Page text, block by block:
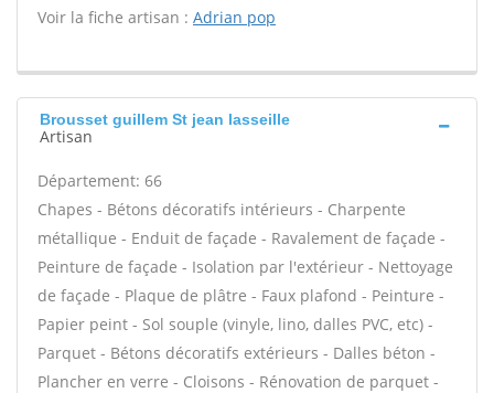
Voir la fiche artisan : Adrian pop
Brousset guillem St jean lasseille
Artisan
Département: 66
Chapes - Bétons décoratifs intérieurs - Charpente
métallique - Enduit de façade - Ravalement de façade -
Peinture de façade - Isolation par l'extérieur - Nettoyage
de façade - Plaque de plâtre - Faux plafond - Peinture -
Papier peint - Sol souple (vinyle, lino, dalles PVC, etc) -
Parquet - Bétons décoratifs extérieurs - Dalles béton -
Plancher en verre - Cloisons - Rénovation de parquet -